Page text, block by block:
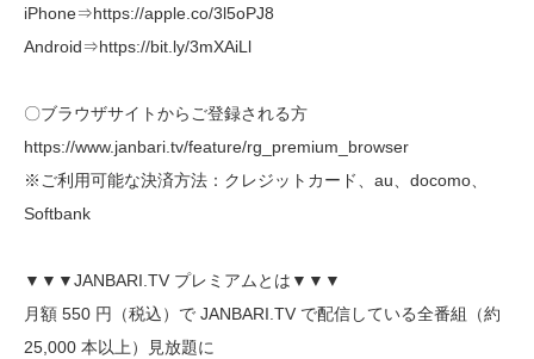
iPhone⇒https://apple.co/3l5oPJ8
Android⇒https://bit.ly/3mXAiLl
〇ブラウザサイトからご登録される方
https://www.janbari.tv/feature/rg_premium_browser
※ご利用可能な決済方法：クレジットカード、au、docomo、
Softbank
▼▼▼JANBARI.TV プレミアムとは▼▼▼
月額 550 円（税込）で JANBARI.TV で配信している全番組（約
25,000 本以上）見放題に